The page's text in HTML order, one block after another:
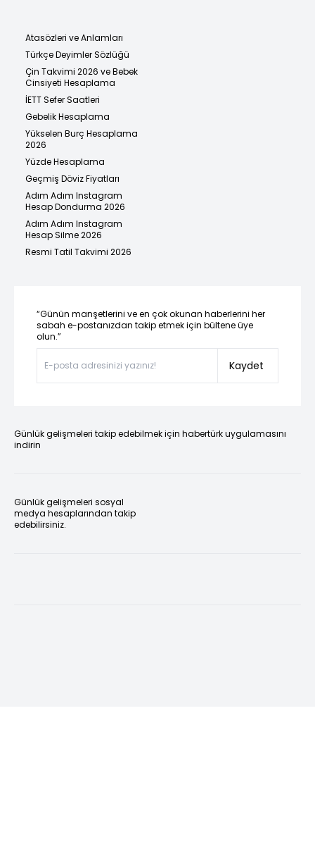
Atasözleri ve Anlamları
Türkçe Deyimler Sözlüğü
Çin Takvimi 2026 ve Bebek
Cinsiyeti Hesaplama
İETT Sefer Saatleri
Gebelik Hesaplama
Yükselen Burç Hesaplama
2026
Yüzde Hesaplama
Geçmiş Döviz Fiyatları
Adım Adım Instagram
Hesap Dondurma 2026
Adım Adım Instagram
Hesap Silme 2026
Resmi Tatil Takvimi 2026
“Günün manşetlerini ve en çok okunan haberlerini her
sabah e-postanızdan takip etmek için bültene üye
olun.”
Kaydet
Günlük gelişmeleri takip edebilmek için habertürk uygulamasını
indirin
Günlük gelişmeleri sosyal
medya hesaplarından takip
edebilirsiniz.